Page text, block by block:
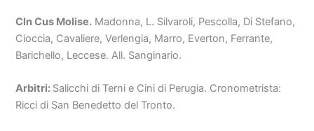
Cln Cus Molise. Madonna, L. Silvaroli, Pescolla, Di Stefano,
Cioccia, Cavaliere, Verlengia, Marro, Everton, Ferrante,
Barichello, Leccese. All. Sanginario.
Arbitri: Salicchi di Terni e Cini di Perugia. Cronometrista:
Ricci di San Benedetto del Tronto.